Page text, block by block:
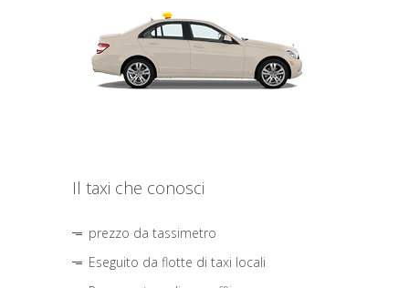
Il taxi che conosci
prezzo da tassimetro
Eseguito da flotte di taxi locali